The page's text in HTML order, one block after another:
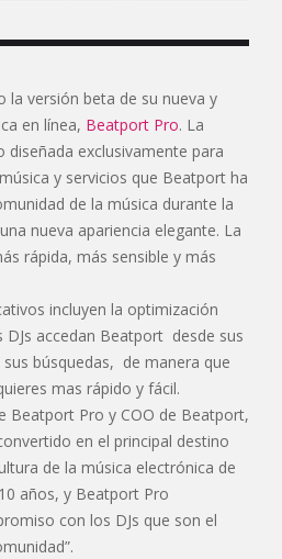
la versión beta de su nueva y
en línea, Beatport Pro. La
exclusivamente para
y servicios que Beatport ha
de la música durante la
nueva apariencia elegante. La
rápida, más sensible y más
incluyen la optimización
accedan Beatport desde sus
búsquedas, de manera que
mas rápido y fácil.
Beatport Pro y COO de Beatport,
en el principal destino
de la música electrónica de
años, y Beatport Pro
con los DJs que son el